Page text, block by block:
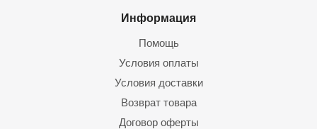
Информация
Помощь
Условия оплаты
Условия доставки
Возврат товара
Договор оферты